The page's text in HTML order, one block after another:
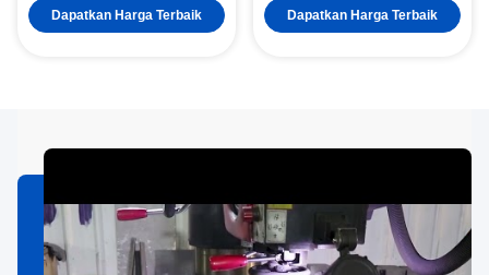
Tepi Ganda
Dapatkan Harga Terbaik
Otomatis
Dapatkan Harga Terbaik